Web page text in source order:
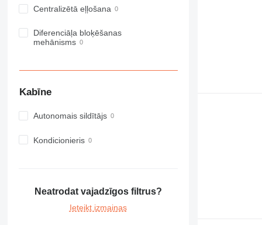
982
990
AP
CS
E-series
M-series
Centralizētā eļļošana
Diferenciāļa bloķēšanas
mehānisms
Kabīne
Autonomais sildītājs
Kondicionieris
Neatrodat vajadzīgos filtrus?
Ieteikt izmaiņas